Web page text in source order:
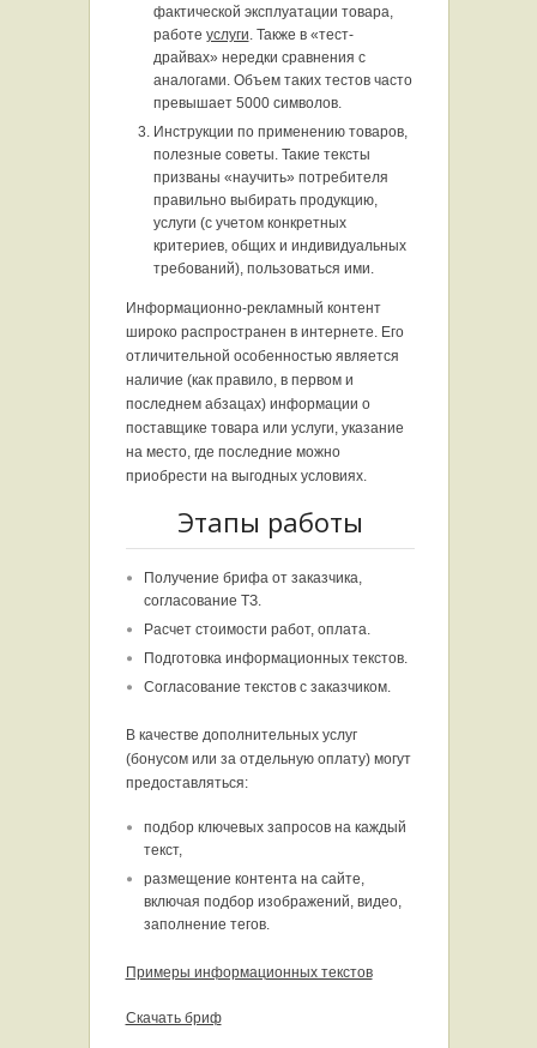
фактической эксплуатации товара,
работе услуги. Также в «тест-
драйвах» нередки сравнения с
аналогами. Объем таких тестов часто
превышает 5000 символов.
Инструкции по применению товаров,
полезные советы. Такие тексты
призваны «научить» потребителя
правильно выбирать продукцию,
услуги (с учетом конкретных
критериев, общих и индивидуальных
требований), пользоваться ими.
Информационно-рекламный контент
широко распространен в интернете. Его
отличительной особенностью является
наличие (как правило, в первом и
последнем абзацах) информации о
поставщике товара или услуги, указание
на место, где последние можно
приобрести на выгодных условиях.
Этапы работы
Получение брифа от заказчика,
согласование ТЗ.
Расчет стоимости работ, оплата.
Подготовка информационных текстов.
Согласование текстов с заказчиком.
В качестве дополнительных услуг
(бонусом или за отдельную оплату) могут
предоставляться:
подбор ключевых запросов на каждый
текст,
размещение контента на сайте,
включая подбор изображений, видео,
заполнение тегов.
Примеры информационных текстов
Скачать бриф